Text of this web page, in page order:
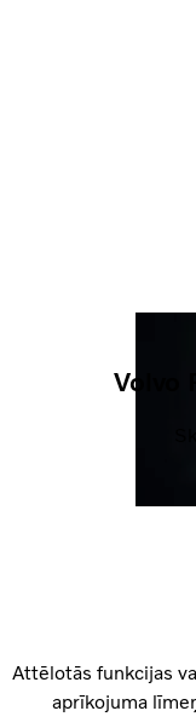
Volvo
Attēlotās funkcijas
aprīkojuma